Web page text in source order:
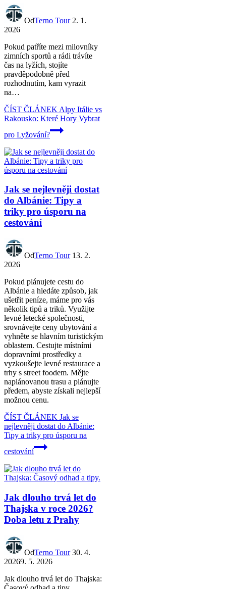
OdTerno Tour 2. 1.
2026
Pokud patříte mezi milovníky
zimních sportů a rádi trávíte
čas na lyžích, stojíte
pravděpodobně před
rozhodnutím, kam vyrazit
na…
ČÍST ČLÁNEK Alpy Itálie vs
Rakousko: Které Hory Vybrat
pro Lyžování?
Jak se nejlevněji dostat
do Albánie: Tipy a
triky pro úsporu na
cestování
OdTerno Tour 13. 2.
2026
Pokud plánujete cestu do
Albánie a hledáte způsob, jak
ušetřit peníze, máme pro vás
několik tipů a triků. Využijte
levné letecké společnosti,
srovnávejte ceny ubytování a
vyhněte se hlavním turistickým
oblastem. Cestujte místními
dopravními prostředky a
vyzkoušejte levné restaurace a
trhy s street foodem. Mějte
naplánovanou trasu a plánujte
předem, abyste získali nejlepší
možnou cenu.
ČÍST ČLÁNEK Jak se
nejlevněji dostat do Albánie:
Tipy a triky pro úsporu na
cestování
Jak dlouho trvá let do
Thajska v roce 2026?
Doba letu z Prahy
OdTerno Tour 30. 4.
20269. 5. 2026
Jak dlouho trvá let do Thajska: